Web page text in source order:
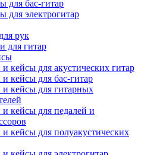
для бас-гитар
для электрогитар
рук
для гитар
кейсы для акустических гитар
кейсы для бас-гитар
кейсы для гитарных
кейсы для педалей и
кейсы для полуакустических